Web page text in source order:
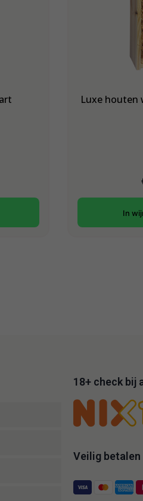
Luxe houten
In
18+ check bij
Veilig betalen